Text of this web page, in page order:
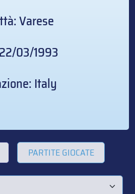
Varese
03/1993
Italy
PARTITE GIOCATE